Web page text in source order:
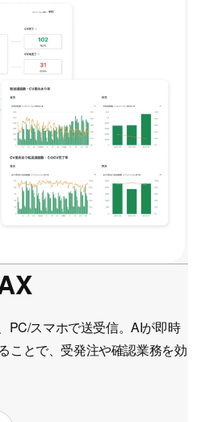
PC/スマホで送受信。AIが即時
ことで、受発注や確認業務を効